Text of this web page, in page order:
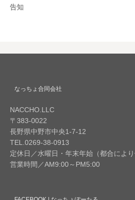
告知
なっちょ合同会社
NACCHO.LLC
〒383-0022
長野県中野市中央1-7-12
TEL.0269-38-0913
定休日／水曜日・年末年始（都合により
営業時間／AM9:00～PM5:00